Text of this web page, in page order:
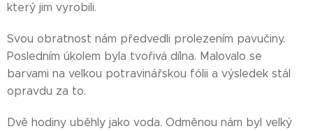
který jim vyrobili.
Svou obratnost nám předvedli prolezením pavučiny.
Posledním úkolem byla tvořivá dílna. Malovalo se
barvami na velkou potravinářskou fólii a výsledek stál
opravdu za to.
Dvě hodiny uběhly jako voda. Odměnou nám byl velký